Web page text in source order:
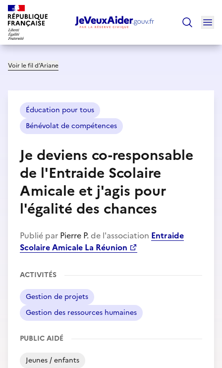
Voir le fil d’Ariane
Éducation pour tous
Bénévolat de compétences
Je deviens co-responsable
de l'Entraide Scolaire
Amicale et j'agis pour
l'égalité des chances
Publié par Pierre P. de l'association Entraide
Scolaire Amicale La Réunion
ACTIVITÉS
Gestion de projets
Gestion des ressources humaines
PUBLIC AIDÉ
Jeunes / enfants